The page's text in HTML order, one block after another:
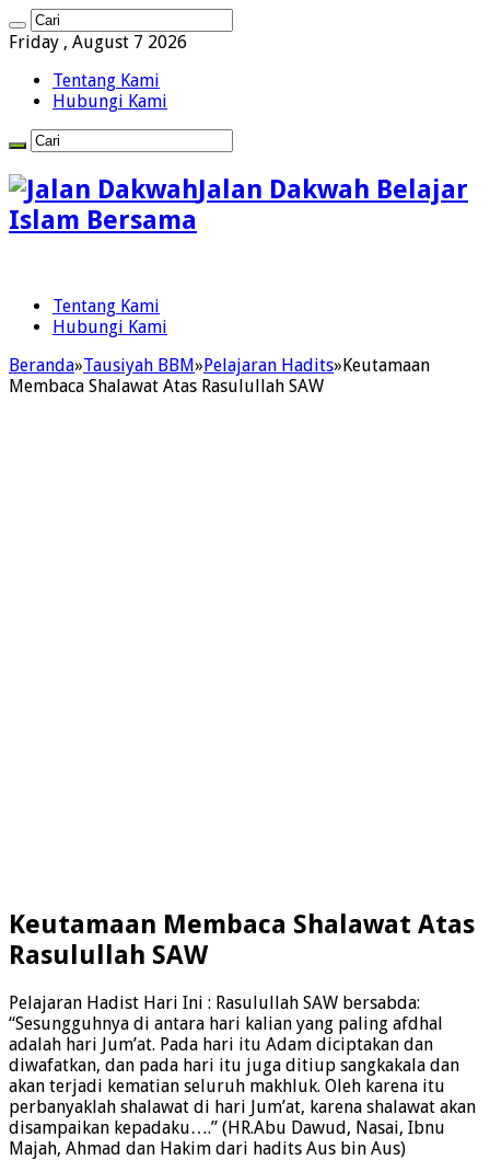
Friday , August 7 2026
Tentang Kami
Hubungi Kami
Jalan Dakwah Belajar
Islam Bersama
Tentang Kami
Hubungi Kami
Beranda»Tausiyah BBM»Pelajaran Hadits»Keutamaan
Membaca Shalawat Atas Rasulullah SAW
Keutamaan Membaca Shalawat Atas
Rasulullah SAW
Pelajaran Hadist Hari Ini : Rasulullah SAW bersabda:
“Sesungguhnya di antara hari kalian yang paling afdhal
adalah hari Jum’at. Pada hari itu Adam diciptakan dan
diwafatkan, dan pada hari itu juga ditiup sangkakala dan
akan terjadi kematian seluruh makhluk. Oleh karena itu
perbanyaklah shalawat di hari Jum’at, karena shalawat akan
disampaikan kepadaku….” (HR.Abu Dawud, Nasai, Ibnu
Majah, Ahmad dan Hakim dari hadits Aus bin Aus)